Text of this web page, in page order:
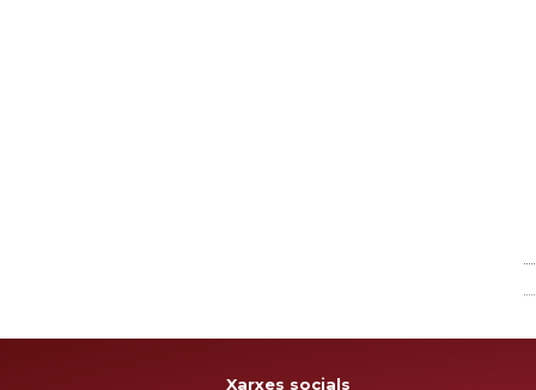
Xarxes socials